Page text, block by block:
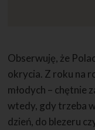
Obserwuję, że
okrycia. Z roku na
młodych – chętnie
wtedy, gdy trzeba
dzień, do blezeru